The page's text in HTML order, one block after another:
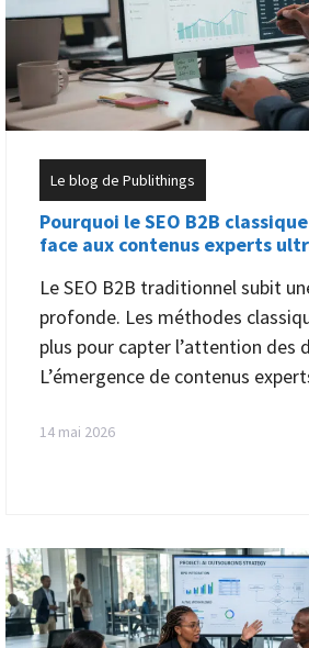
Le blog de Publithings
Pourquoi le SEO B2B
face aux contenus experts
Le SEO B2B traditionnel subit
profonde. Les méthodes
plus pour capter l’attention des
L’émergence de contenus
14 mai 2026